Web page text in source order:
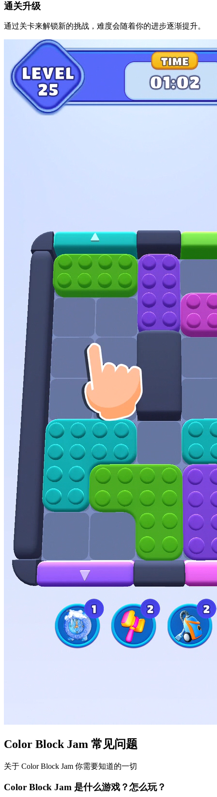
通关升级
通过关卡来解锁新的挑战，难度会随着你的进步逐渐提升。
Color Block Jam 常见问题
关于 Color Block Jam 你需要知道的一切
Color Block Jam 是什么游戏？怎么玩？